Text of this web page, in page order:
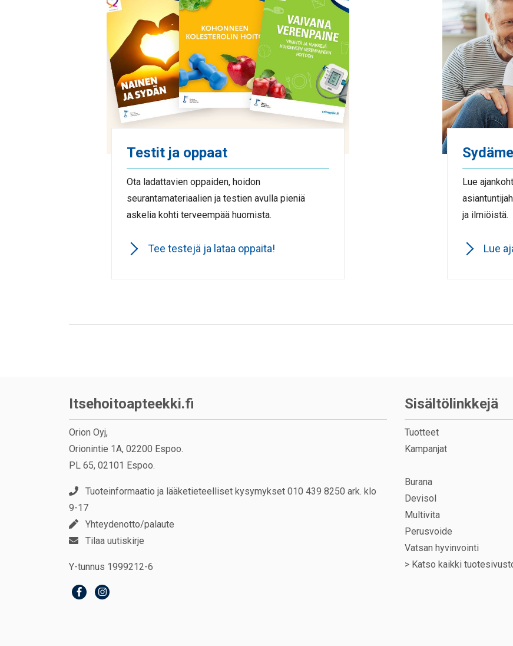
Testit ja oppaat
Ota ladattavien oppaiden, hoidon
seurantamateriaalien ja testien avulla pieniä
askelia kohti terveempää huomista.
Tee testejä ja lataa oppaita!
Lue
ja ilmiöistä.
Lue
Itsehoitoapteekki.fi
Orion Oyj,
Orionintie 1A, 02200 Espoo.
PL 65, 02101 Espoo.
Tuoteinformaatio ja lääketieteelliset kysymykset 010 439 8250 ark. klo
9-17
Yhteydenotto/palaute
Tilaa uutiskirje
Y-tunnus 1999212-6
Sisältölinkkejä
Tuotteet
Kampanjat
Burana
Devisol
Multivita
Perusvoide
Vatsan hyvinvointi
> Katso kaikki